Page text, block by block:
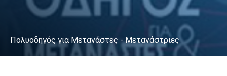
Πολυοδηγός για Μετανάστες - Μετανάστριες